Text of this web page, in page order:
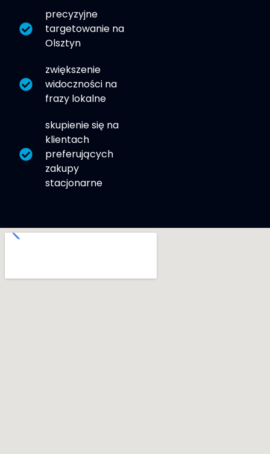
precyzyjne
targetowanie na
Olsztyn
zwiększenie
widoczności na
frazy lokalne
skupienie się na
klientach
preferujących
zakupy
stacjonarne